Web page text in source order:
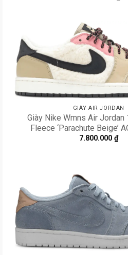
GIÀY AIR JORDAN
Giày Nike Wmns Air Jordan
Fleece ‘Parachute Beige’
7.800.000 ₫